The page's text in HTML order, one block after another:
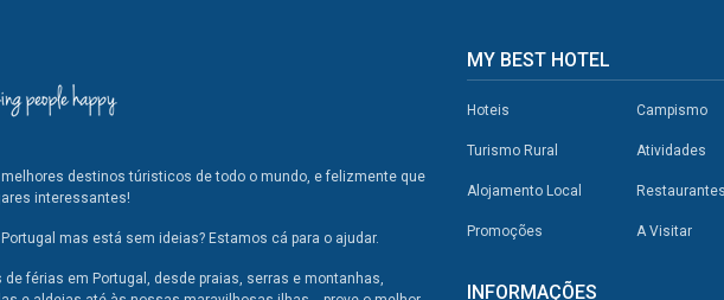
destinos túristicos de todo o mundo, e felizmente que
interessantes!
mas está sem ideias? Estamos cá para o ajudar.
férias em Portugal, desde praias, serras e montanhas,
MY BEST HOTEL
Hoteis
Turismo Rural
Alojamento Local
Promoções
Campismo
Atividades
Restaurantes
A Visitar
INFORMAÇÕES